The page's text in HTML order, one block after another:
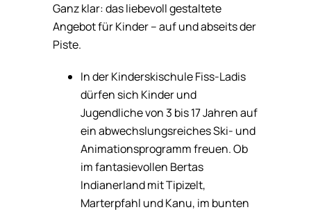
Ganz klar: das liebevoll gestaltete
Angebot für Kinder – auf und abseits der
Piste.
In der Kinderskischule Fiss-Ladis
dürfen sich Kinder und
Jugendliche von 3 bis 17 Jahren auf
ein abwechslungsreiches Ski- und
Animationsprogramm freuen. Ob
im fantasievollen Bertas
Indianerland mit Tipizelt,
Marterpfahl und Kanu, im bunten